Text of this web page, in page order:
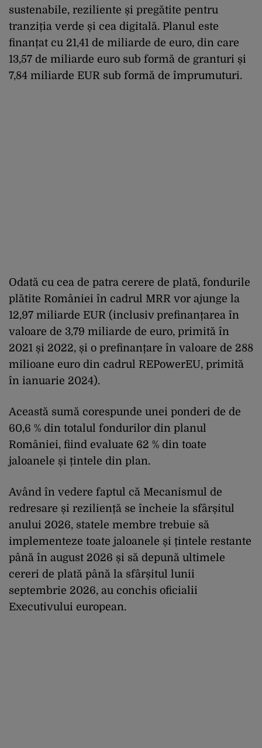
sustenabile, reziliente și pregătite pentru
tranziția verde și cea digitală. Planul este
finanțat cu 21,41 de miliarde de euro, din care
13,57 de miliarde euro sub formă de granturi și
7,84 miliarde EUR sub formă de împrumuturi.
Odată cu cea de patra cerere de plată, fondurile
plătite României în cadrul MRR vor ajunge la
12,97 miliarde EUR (inclusiv prefinanțarea în
valoare de 3,79 miliarde de euro, primită în
2021 și 2022, și o prefinanțare în valoare de 288
milioane euro din cadrul REPowerEU, primită
în ianuarie 2024).
Această sumă corespunde unei ponderi de de
60,6 % din totalul fondurilor din planul
României, fiind evaluate 62 % din toate
jaloanele și țintele din plan.
Având în vedere faptul că Mecanismul de
redresare și reziliență se încheie la sfârșitul
anului 2026, statele membre trebuie să
implementeze toate jaloanele și țintele restante
până în august 2026 și să depună ultimele
cereri de plată până la sfârșitul lunii
septembrie 2026, au conchis oficialii
Executivului european.